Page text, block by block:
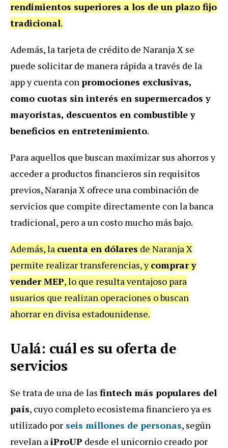
rendimientos superiores a los de un plazo fijo
tradicional.
Además, la tarjeta de crédito de Naranja X se
puede solicitar de manera rápida a través de la
app y cuenta conpromociones exclusivas,
como cuotas sin interés en supermercados y
mayoristas, descuentos en combustible y
beneficios en entretenimiento.
Para aquellos que buscan maximizar sus ahorros y
acceder a productos financieros sin requisitos
previos, Naranja X ofrece una combinación de
servicios que compite directamente con la banca
tradicional, pero a un costo mucho más bajo.
Además, la cuenta en dólares de Naranja X
permite realizar transferencias, ycomprar y
vender MEP, lo que resulta ventajoso para
usuarios que realizan operaciones o buscan
ahorrar en divisa estadounidense.
Ualá: cuál es su oferta de
servicios
Se trata de una de las fintech más populares del
país, cuyo completo ecosistema financiero ya es
utilizado por seis millones de personas, según
revelan aiProUP desde el unicornio creado por